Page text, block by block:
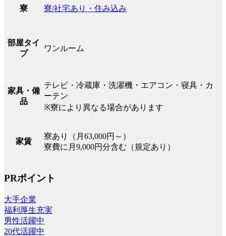
寮 寮/社宅あり・住み込み
部屋タイ
プ
ワンルーム
家具・備
品
テレビ・冷蔵庫・洗濯機・エアコン・寝具・カ
ーテン
※寮により異なる場合があります
家賃
寮あり（月63,000円～）
寮費に月9,000円分含む（規定あり）
PRポイント
大手企業
福利厚生充実
男性活躍中
20代活躍中